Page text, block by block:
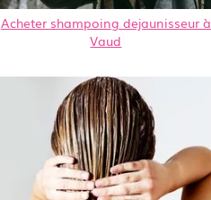
Acheter shampoing dejaunisseur à
Vaud